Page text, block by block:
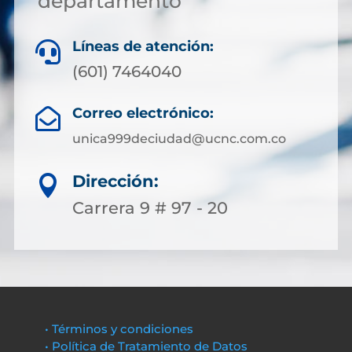
 Líneas de atención:
(601) 7464040
 Correo electrónico:
unica999deciudad@ucnc.com.co

Dirección:
Carrera 9 # 97 - 20
• Términos y condiciones
• Política de Tratamiento de Datos